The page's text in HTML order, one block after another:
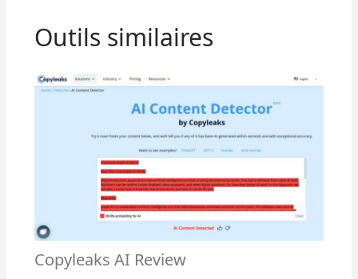
Outils similaires
Copyleaks AI Review